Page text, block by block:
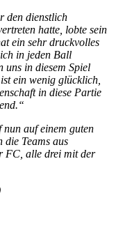
den dienstlich
hatte, lobte sein
ein sehr druckvolles
in jeden Ball
uns in diesem Spiel
ein wenig glücklich,
in diese Partie
auf einem guten
die Teams aus
FC, alle drei mit der